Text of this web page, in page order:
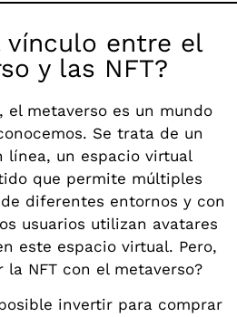
vínculo entre el
y las NFT?
el metaverso es un mundo
Se trata de un
línea, un espacio virtual
que permite múltiples
diferentes entornos y con
usuarios utilizan avatares
este espacio virtual. Pero,
la NFT con el metaverso?
invertir para comprar